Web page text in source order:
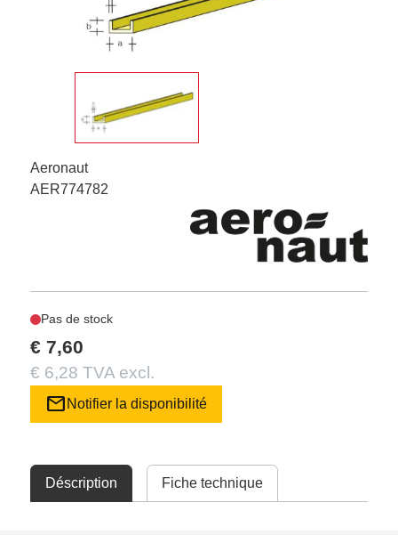
Aeronaut
AER774782
Pas de stock
€ 7,60
€ 6,28 TVA excl.
mail Notifier la disponibilité
Déscription Fiche technique